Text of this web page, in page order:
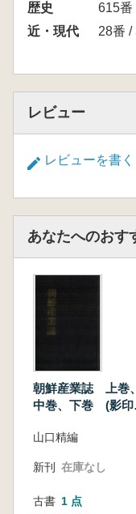
歴史
615番
近・現代
28番 /
レビュー
レビューを書く
あなたへのおす
朝鮮産業誌 上巻、
中巻、下巻 (影印
山口精編
新刊 在庫なし
古書 1 点